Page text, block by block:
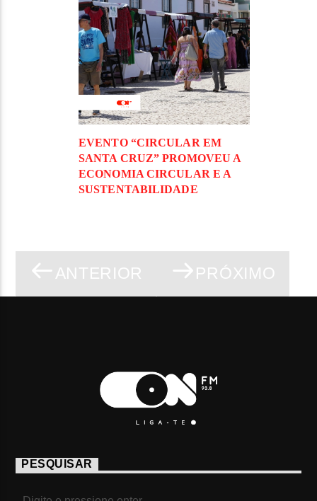
EVENTO “CIRCULAR EM
SANTA CRUZ” PROMOVEU A
ECONOMIA CIRCULAR E A
SUSTENTABILIDADE
ANTERIOR PRÓXIMO
PESQUISAR